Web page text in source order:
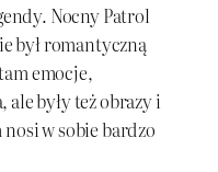
Nocny Patrol
był romantyczną
emocje,
były też obrazy i
w sobie bardzo